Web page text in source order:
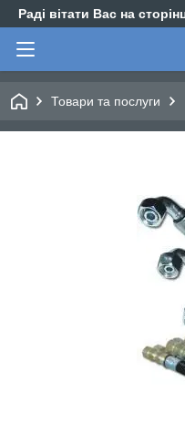
Раді вітати Вас на
Товари та послуги